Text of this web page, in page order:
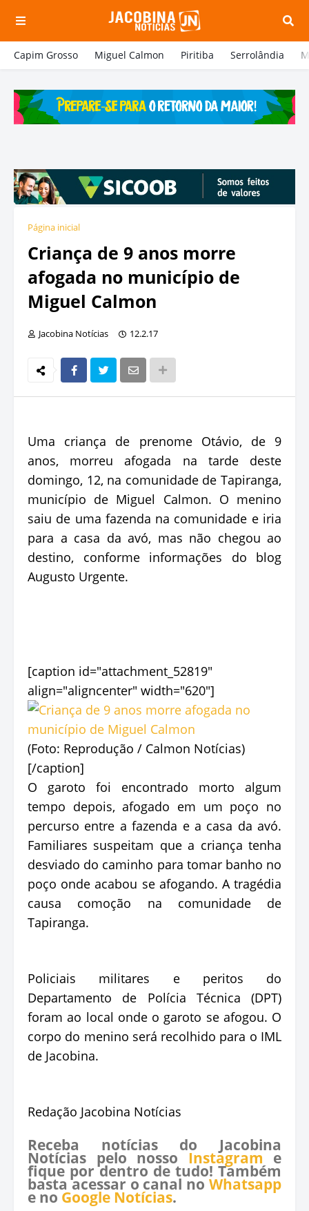
Capim Grosso Miguel Calmon Piritiba Serrolândia
Página inicial
Criança de 9 anos morre
afogada no município de
Miguel Calmon
Jacobina Notícias 12.2.17
Uma criança de prenome Otávio, de 9
anos, morreu afogada na tarde deste
domingo, 12, na comunidade de Tapiranga,
município de Miguel Calmon. O menino
saiu de uma fazenda na comunidade e iria
para a casa da avó, mas não chegou ao
destino, conforme informações do blog
Augusto Urgente.
[caption id="attachment_52819"
align="aligncenter" width="620"]
(Foto: Reprodução / Calmon Notícias)
[/caption]
O garoto foi encontrado morto algum
tempo depois, afogado em um poço no
percurso entre a fazenda e a casa da avó.
Familiares suspeitam que a criança tenha
desviado do caminho para tomar banho no
poço onde acabou se afogando. A tragédia
causa comoção na comunidade de
Tapiranga.
Policiais militares e peritos do
Departamento de Polícia Técnica (DPT)
foram ao local onde o garoto se afogou. O
corpo do menino será recolhido para o IML
de Jacobina.
Redação Jacobina Notícias
Receba notícias do Jacobina
Notícias pelo nosso Instagram e
fique por dentro de tudo! Também
basta acessar o canal no Whatsapp
e no Google Notícias.